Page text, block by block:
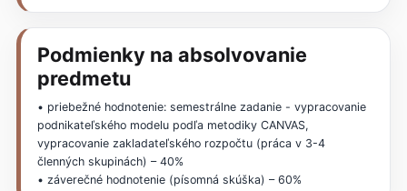
Podmienky na absolvovanie
predmetu
• priebežné hodnotenie: semestrálne zadanie - vypracovanie
podnikateľského modelu podľa metodiky CANVAS,
vypracovanie zakladateľského rozpočtu (práca v 3-4
členných skupinách) – 40%
• záverečné hodnotenie (písomná skúška) – 60%